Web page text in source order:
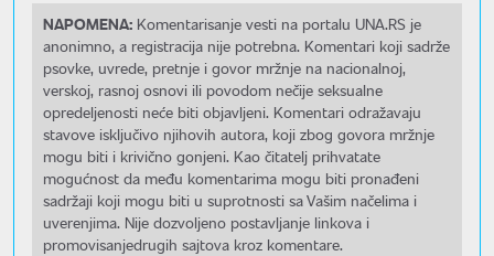
NAPOMENA: Komentarisanje vesti na portalu UNA.RS je
anonimno, a registracija nije potrebna. Komentari koji sadrže
psovke, uvrede, pretnje i govor mržnje na nacionalnoj,
verskoj, rasnoj osnovi ili povodom nečije seksualne
opredeljenosti neće biti objavljeni. Komentari odražavaju
stavove isključivo njihovih autora, koji zbog govora mržnje
mogu biti i krivično gonjeni. Kao čitatelj prihvatate
mogućnost da među komentarima mogu biti pronađeni
sadržaji koji mogu biti u suprotnosti sa Vašim načelima i
uverenjima. Nije dozvoljeno postavljanje linkova i
promovisanjedrugih sajtova kroz komentare.